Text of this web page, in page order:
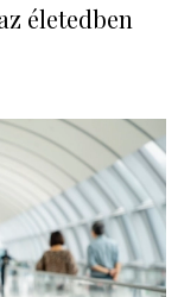
életedben